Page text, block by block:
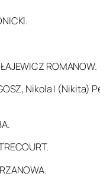
ROMANOW.
Nikola I (Nikita)